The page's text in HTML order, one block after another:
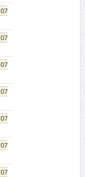
07
07
07
07
07
07
07